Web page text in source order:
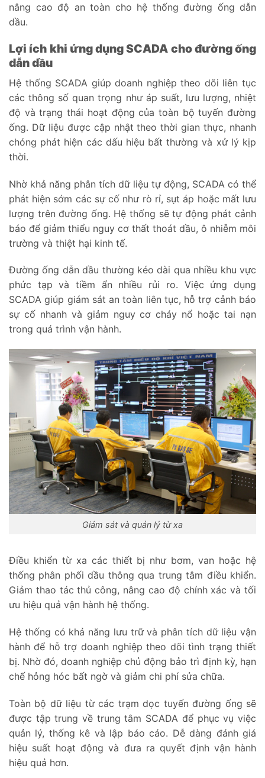
nâng cao độ an toàn cho hệ thống đường ống dẫn
dầu.
Lợi ích khi ứng dụng SCADA cho đường ống
dẫn dầu
Hệ thống SCADA giúp doanh nghiệp theo dõi liên tục
các thông số quan trọng như áp suất, lưu lượng, nhiệt
độ và trạng thái hoạt động của toàn bộ tuyến đường
ống. Dữ liệu được cập nhật theo thời gian thực, nhanh
chóng phát hiện các dấu hiệu bất thường và xử lý kịp
thời.
Nhờ khả năng phân tích dữ liệu tự động, SCADA có thể
phát hiện sớm các sự cố như rò rỉ, sụt áp hoặc mất lưu
lượng trên đường ống. Hệ thống sẽ tự động phát cảnh
báo để giảm thiểu nguy cơ thất thoát dầu, ô nhiễm môi
trường và thiệt hại kinh tế.
Đường ống dẫn dầu thường kéo dài qua nhiều khu vực
phức tạp và tiềm ẩn nhiều rủi ro. Việc ứng dụng
SCADA giúp giám sát an toàn liên tục, hỗ trợ cảnh báo
sự cố nhanh và giảm nguy cơ cháy nổ hoặc tai nạn
trong quá trình vận hành.
Giám sát và quản lý từ xa
Điều khiển từ xa các thiết bị như bơm, van hoặc hệ
thống phân phối dầu thông qua trung tâm điều khiển.
Giảm thao tác thủ công, nâng cao độ chính xác và tối
ưu hiệu quả vận hành hệ thống.
Hệ thống có khả năng lưu trữ và phân tích dữ liệu vận
hành để hỗ trợ doanh nghiệp theo dõi tình trạng thiết
bị. Nhờ đó, doanh nghiệp chủ động bảo trì định kỳ, hạn
chế hỏng hóc bất ngờ và giảm chi phí sửa chữa.
Toàn bộ dữ liệu từ các trạm dọc tuyến đường ống sẽ
được tập trung về trung tâm SCADA để phục vụ việc
quản lý, thống kê và lập báo cáo. Dễ dàng đánh giá
hiệu suất hoạt động và đưa ra quyết định vận hành
hiệu quả hơn.